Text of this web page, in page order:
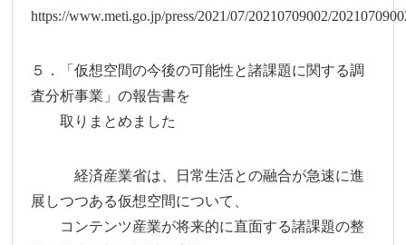
https://www.meti.go.jp/press/2021/07/20210709002/
５．「仮想空間の今後の可能性と諸課題に関する調
査分析事業」の報告書を
取りまとめました
経済産業省は、日常生活との融合が急速に進
展しつつある仮想空間について、
コンテンツ産業が将来的に直面する諸課題の整